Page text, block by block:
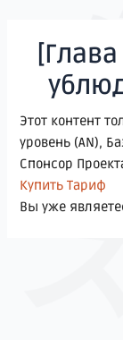
содержимому
Этот контент
уровень (AN),
Спонсор
Купить Тариф
Вы уже